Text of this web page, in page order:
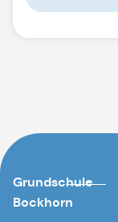
Grundschule
Bockhorn